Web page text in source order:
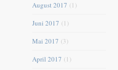
August 2017 (1)
Juni 2017 (1)
Mai 2017 (3)
April 2017 (1)